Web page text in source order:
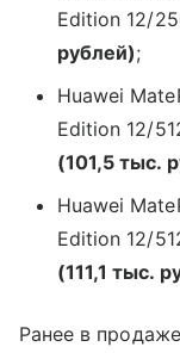
Edition 12/
рублей);
Huawei
Edition 12/
(101,5 тыс.
Huawei
Edition 12/
(111,1 тыс.
Ранее в